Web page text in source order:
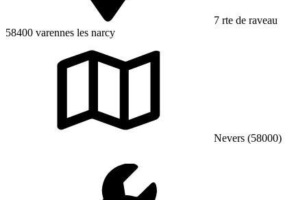
7 rte de raveau
58400 varennes les narcy
Nevers (58000)